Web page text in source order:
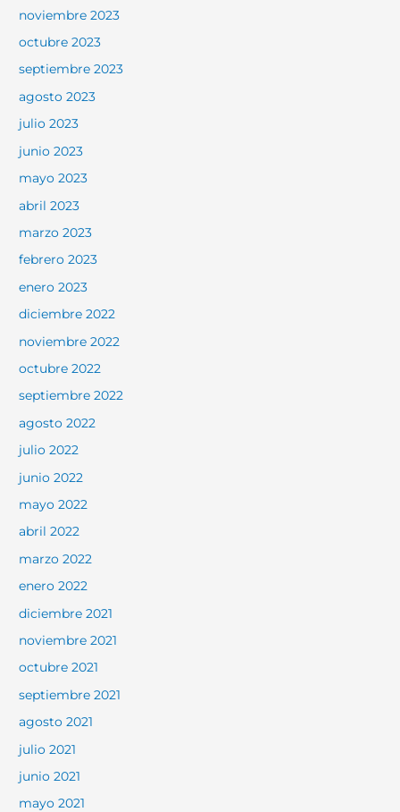
noviembre 2023
octubre 2023
septiembre 2023
agosto 2023
julio 2023
junio 2023
mayo 2023
abril 2023
marzo 2023
febrero 2023
enero 2023
diciembre 2022
noviembre 2022
octubre 2022
septiembre 2022
agosto 2022
julio 2022
junio 2022
mayo 2022
abril 2022
marzo 2022
enero 2022
diciembre 2021
noviembre 2021
octubre 2021
septiembre 2021
agosto 2021
julio 2021
junio 2021
mayo 2021